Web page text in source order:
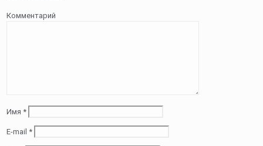
Комментарий
Имя*
E-mail*